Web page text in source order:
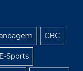
CBC
E-Sports